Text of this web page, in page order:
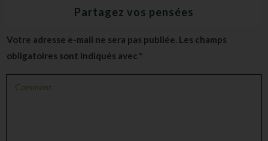
Partagez vos pensées
Votre adresse e-mail ne sera pas publiée. Les champs
obligatoires sont indiqués avec *